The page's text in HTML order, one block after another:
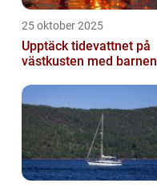
25 oktober 2025
Upptäck tidevattnet på
västkusten med barnen